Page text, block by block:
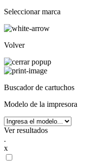
Seleccionar marca
Volver
Buscador de cartuchos
Modelo de la impresora
Ver resultados
.
x